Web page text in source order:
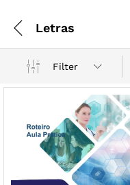
Letras
Filter